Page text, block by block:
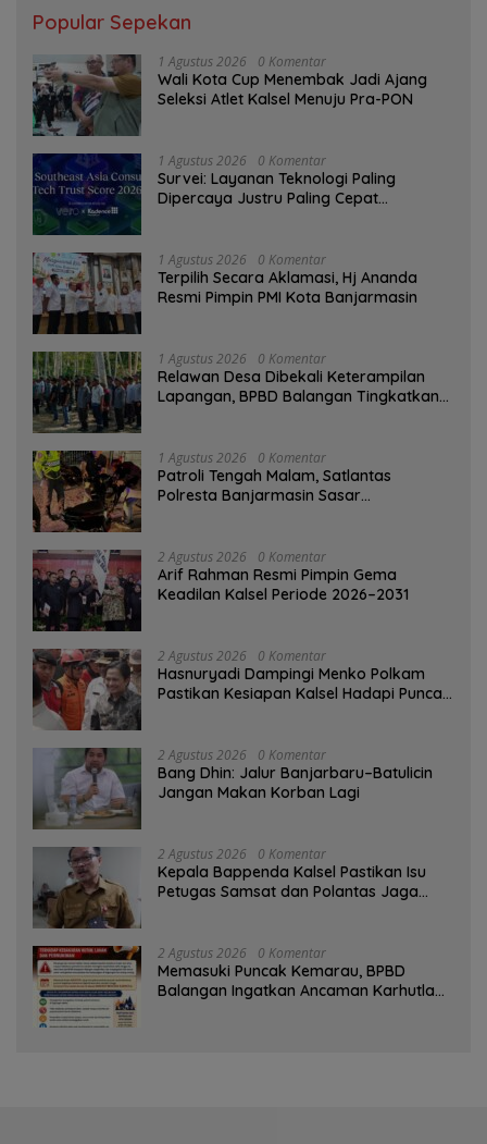
Popular Sepekan
1 Agustus 2026 0 Komentar
Wali Kota Cup Menembak Jadi Ajang
Seleksi Atlet Kalsel Menuju Pra-PON
1 Agustus 2026 0 Komentar
Survei: Layanan Teknologi Paling
Dipercaya Justru Paling Cepat
1 Agustus 2026 0 Komentar
‎Terpilih Secara Aklamasi, Hj Ananda
Resmi Pimpin PMI Kota Banjarmasin
1 Agustus 2026 0 Komentar
Relawan Desa Dibekali Keterampilan
Lapangan, BPBD Balangan Tingkatkan
1 Agustus 2026 0 Komentar
Patroli Tengah Malam, Satlantas
Polresta Banjarmasin Sasar
2 Agustus 2026 0 Komentar
Arif Rahman Resmi Pimpin Gema
Keadilan Kalsel Periode 2026–2031
2 Agustus 2026 0 Komentar
Hasnuryadi Dampingi Menko Polkam
Pastikan Kesiapan Kalsel Hadapi Puncak
2 Agustus 2026 0 Komentar
Bang Dhin: Jalur Banjarbaru–Batulicin
Jangan Makan Korban Lagi
2 Agustus 2026 0 Komentar
Kepala Bappenda Kalsel Pastikan Isu
Petugas Samsat dan Polantas Jaga
2 Agustus 2026 0 Komentar
Memasuki Puncak Kemarau, BPBD
Balangan Ingatkan Ancaman Karhutla